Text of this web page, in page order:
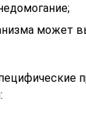
может